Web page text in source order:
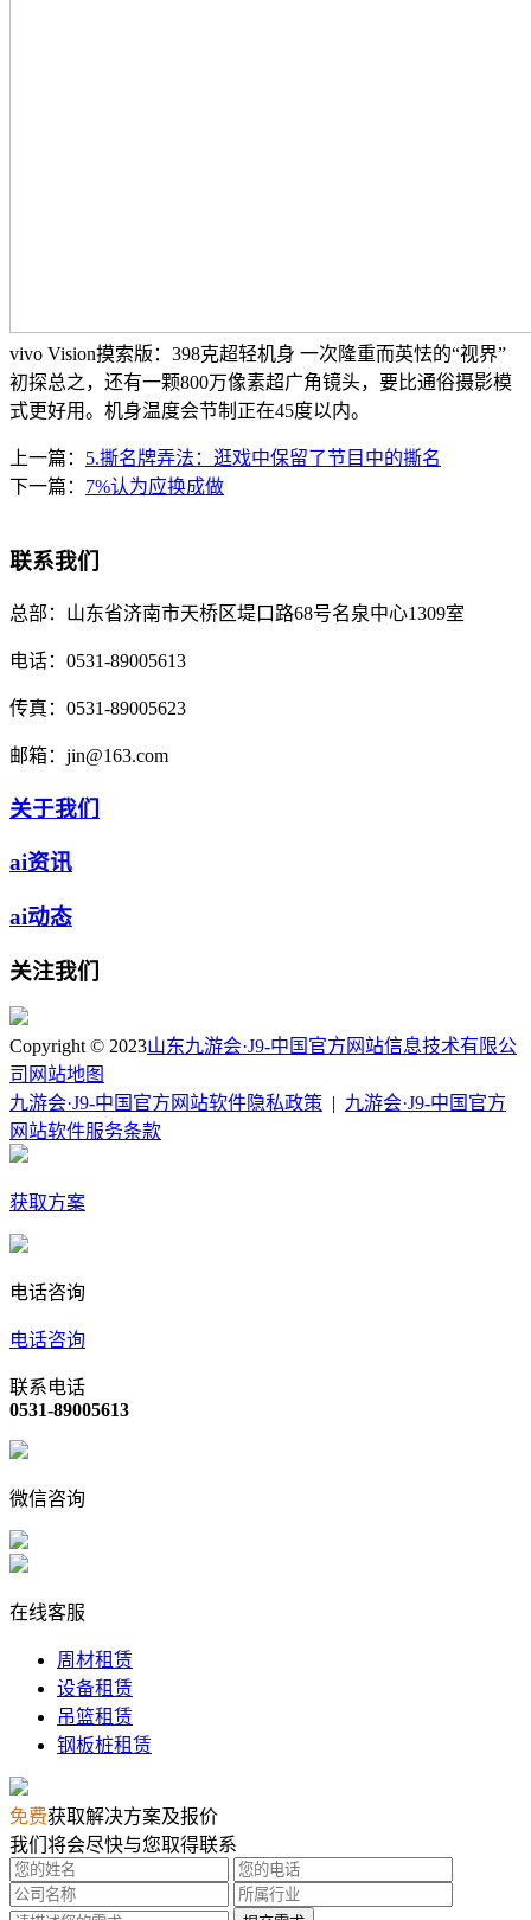
vivo Vision摸索版：398克超轻机身 一次隆重而英怯的“视界”
初探总之，还有一颗800万像素超广角镜头，要比通俗摄影模
式更好用。机身温度会节制正在45度以内。
上一篇： 5.撕名牌弄法：逛戏中保留了节目中的撕名
下一篇： 7%认为应换成做
联系我们
总部： 山东省济南市天桥区堤口路68号名泉中心1309室
电话： 0531-89005613
传真： 0531-89005623
邮箱： jin@163.com
关于我们
ai资讯
ai动态
关注我们
Copyright © 2023山东九游会·J9-中国官方网站信息技术有限公
司 网站地图
九游会·J9-中国官方网站软件隐私政策
九游会·J9-中国官方
网站软件服务条款
获取方案
电话咨询
电话咨询
联系电话
0531-89005613
微信咨询
在线客服
周材租赁
设备租赁
吊篮租赁
钢板桩租赁
免费获取解决方案及报价
我们将会尽快与您取得联系